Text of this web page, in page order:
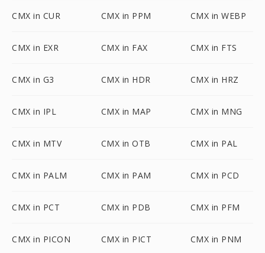
CMX in CUR CMX in PPM CMX in WEBP
CMX in EXR CMX in FAX CMX in FTS
CMX in G3 CMX in HDR CMX in HRZ
CMX in IPL CMX in MAP CMX in MNG
CMX in MTV CMX in OTB CMX in PAL
CMX in PALM CMX in PAM CMX in PCD
CMX in PCT CMX in PDB CMX in PFM
CMX in PICON CMX in PICT CMX in PNM